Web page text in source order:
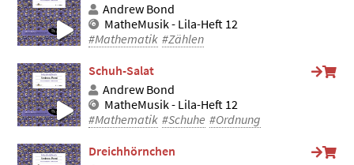
Andrew Bond
MatheMusik - Lila-Heft 12
#Mathematik #Zählen
Schuh-Salat
Andrew Bond
MatheMusik - Lila-Heft 12
#Mathematik #Schuhe #Ordnung
Dreichhörnchen